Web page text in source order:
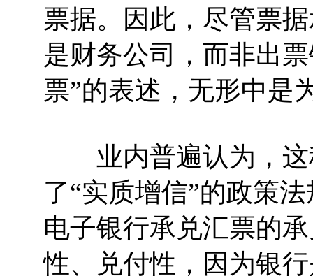
票据。因此，尽管票
是财务公司，而非出
票”的表述，无形中是
业内普遍认为，这
了“实质增信”的政策
电子银行承兑汇票的
性、兑付性，因为银